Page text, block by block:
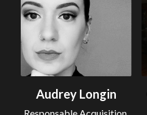
Audrey Longin